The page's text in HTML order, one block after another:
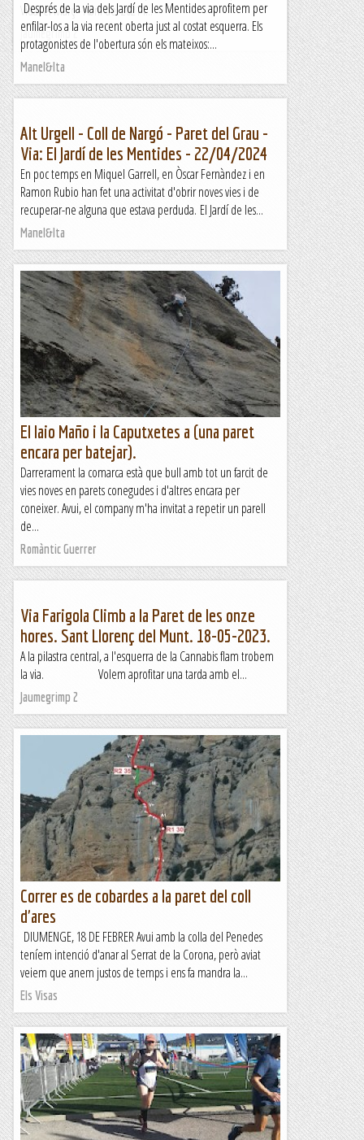
Vidal el Març - Abril del 2021 i...
Jaumegrimp 2
Després de la via dels Jardí de les Mentides aprofitem per
enfilar-los a la via recent oberta just al costat esquerra. Els
protagonistes de l'obertura són els mateixos:...
Manel&Ita
Alt Urgell - Coll de Nargó - Paret del Grau -
Via: El Jardí de les Mentides - 22/04/2024
En poc temps en Miquel Garrell, en Òscar Fernàndez i en
Ramon Rubio han fet una activitat d'obrir noves vies i de
recuperar-ne alguna que estava perduda. El Jardí de les...
Manel&Ita
El Iaio Maño i la Caputxetes a (una paret
encara per batejar).
Darrerament la comarca està que bull amb tot un farcit de
vies noves en parets conegudes i d'altres encara per
coneixer. Avui, el company m'ha invitat a repetir un parell
de...
Romàntic Guerrer
Via Farigola Climb a la Paret de les onze
hores. Sant Llorenç del Munt. 18-05-2023.
A la pilastra central, a l'esquerra de la Cannabis flam trobem
la via. Volem aprofitar una tarda amb el...
Jaumegrimp 2
Correr es de cobardes a la paret del coll
d'ares
DIUMENGE, 18 DE FEBRER Avui amb la colla del Penedes
teníem intenció d'anar al Serrat de la Corona, però aviat
veiem que anem justos de temps i ens fa mandra la...
Els Visas